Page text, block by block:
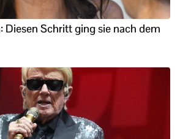
Diesen Schritt ging sie nach dem